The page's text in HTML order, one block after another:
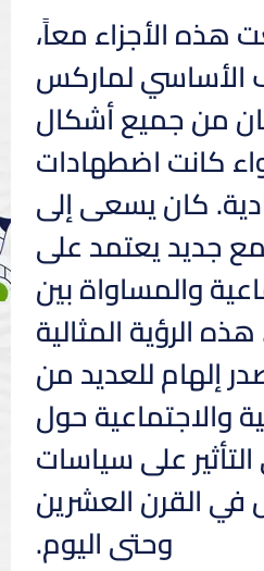
هذه الأجزاء معاً،
الأساسي لماركس
من جميع أشكال
كانت اضطهادات
كان يسعى إلى
جديد يعتمد على
والمساواة بين
الرؤية المثالية
إلهام للعديد من
والاجتماعية حول
التأثير على سياسات
في القرن العشرين
وحتى اليوم.